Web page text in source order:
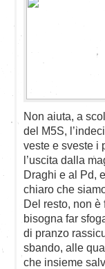
Non aiuta, a
del M5S,
veste e sveste i
l’uscita dalla
Draghi e al Pd,
chiaro che
Del resto, non
bisogna far
di pranzo
sbando, alle
che insieme